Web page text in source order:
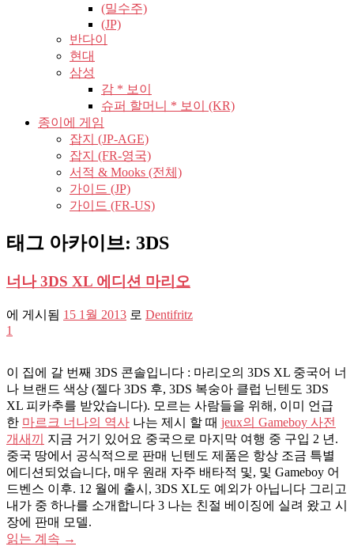
(밀수주)
(JP)
반다이
현대
삼성
감 * 보이
슈퍼 할머니 * 보이 (KR)
종이에 게임
잡지 (JP-AGE)
잡지 (FR-영국)
서적 & Mooks (전체)
가이드 (JP)
가이드 (FR-US)
태그 아카이브: 3DS
너나 3DS XL 에디션 마리오
에 게시됨 15 1월 2013 로 Dentifritz
1
이 집에 갈 번째 3DS 콘솔입니다 : 마리오의 3DS XL 중국어 너
나 브랜드 색상 (젤다 3DS 후, 3DS 복숭아 클럽 닌텐도 3DS
XL 피카추를 받았습니다). 모르는 사람들을 위해, 이미 언급
한 마르크 너나의 역사 나는 제시 할 때 jeux의 Gameboy 사전
개새끼
지금 거기 있어요 중국으로 마지막 여행 중 구입 2 년.
중국 땅에서 공식적으로 판매 닌텐도 제품은 항상 조금 특별
에디션되었습니다, 매우 원래 자주 배타적 및, 및 Gameboy 어
드벤스 이후. 12 월에 출시, 3DS XL도 예외가 아닙니다 그리고
내가 중 하나를 소개합니다 3 나는 친절 베이징에 실려 왔고 시
장에 판매 모델.
읽는 계속 →